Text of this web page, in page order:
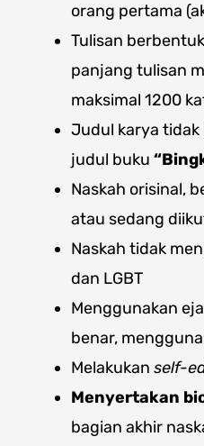
orang pertama
Tulisan
panjang tulisan
maksimal 1200
Judul karya tidak
judul buku
Naskah orisinal,
atau sedang
Naskah tidak
dan LGBT
Menggunakan
benar,
Melakukan self-
Menyertakan
bagian akhir